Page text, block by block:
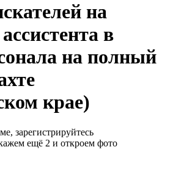
на
в
на полный
крае)
зарегистрируйтесь
ещё 2 и откроем фото